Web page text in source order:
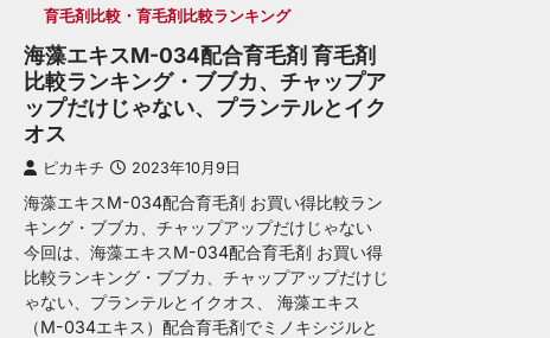
育毛剤比較・育毛剤比較ランキング
海藻エキスM-034配合育毛剤 育毛剤
比較ランキング・ブブカ、チャップア
ップだけじゃない、プランテルとイク
オス
ピカキチ 2023年10月9日
海藻エキスM-034配合育毛剤 お買い得比較ラン
キング・ブブカ、チャップアップだけじゃない
今回は、海藻エキスM-034配合育毛剤 お買い得
比較ランキング・ブブカ、チャップアップだけじ
ゃない、プランテルとイクオス、 海藻エキス
（M-034エキス）配合育毛剤でミノキシジルと